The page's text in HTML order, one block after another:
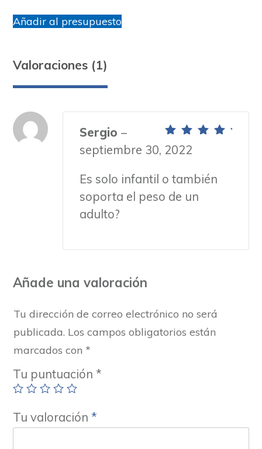
Añadir al presupuesto
Valoraciones (1)
Valorado con
5de 5
Sergio–
septiembre 30, 2022
Es solo infantil o también
soporta el peso de un
adulto?
Añade una valoración
Tu dirección de correo electrónico no será
publicada. Los campos obligatorios están
marcados con *
Tu puntuación *
Tu valoración *